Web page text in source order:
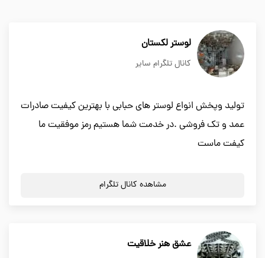
لوستر لکستان
کانال تلگرام سایر
تولید وپخش انواع لوستر های حبابی با بهترین کیفیت صادرات
عمد و تک فروشی .در خدمت شما هستیم رمز موفقیت ما
کیفت ماست
مشاهده کانال تلگرام
عشق هنر خلاقیت